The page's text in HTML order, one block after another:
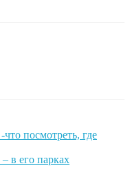
посмотреть, где
в его парках